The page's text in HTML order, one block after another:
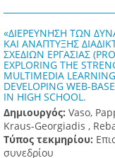
«ΔΙΕΡΕΥΝΗΣΗ ΤΩΝ
ΚΑΙ ΑΝΑΠΤΥΞΗΣ
ΣΧΕΔΙΩΝ ΕΡΓΑΣΙΑΣ
EXPLORING THE
MULTIMEDIA
DEVELOPING WEB-
IN HIGH SCHOOL.
Δημιουργός: Vaso,
Kraus-Georgiadis ,
Τύπος τεκμηρίου:
συνεδρίου